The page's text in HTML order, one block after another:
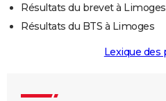
Résultats du brevet à Limoges
Résultats du BTS à Limoges
Lexique des